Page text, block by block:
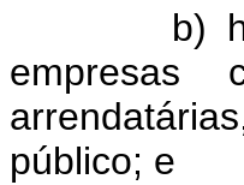
b)
empresas
público; e